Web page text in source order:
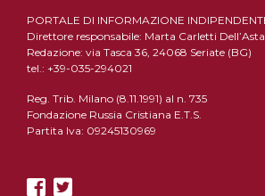
PORTALE DI INFORMAZIONE
Direttore responsabile: Marta Carletti Dell’Asta
Redazione: via Tasca 36, 24068 Seriate (BG)
tel.: +39-035-294021
Reg. Trib. Milano (8.11.1991) al n. 735
Fondazione Russia Cristiana E.T.S.
Partita Iva: 09245130969